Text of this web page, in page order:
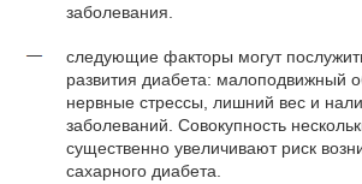
заболевания.
следующие факторы могут
развития диабета: малоподвижный
нервные стрессы, лишний вес и
заболеваний. Совокупность
существенно увеличивают риск
сахарного диабета.